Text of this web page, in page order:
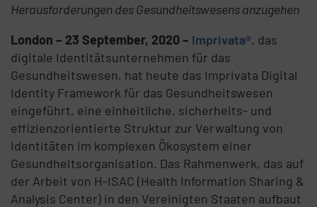
Herausforderungen des Gesundheitswesens anzugehen
London– 23 September, 2020– Imprivata®, das
digitale Identitätsunternehmen für das
Gesundheitswesen, hat heute das Imprivata Digital
Identity Framework für das Gesundheitswesen
eingeführt, eine einheitliche, sicherheits- und
effizienzorientierte Struktur zur Verwaltung von
Identitäten im komplexen Ökosystem einer
Gesundheitsorganisation. Das Rahmenwerk, das auf
der Arbeit von H-ISAC (Health Information Sharing &
Analysis Center) in den Vereinigten Staaten aufbaut